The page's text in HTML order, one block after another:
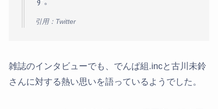
引用：Twitter
雑誌のインタビューでも、でんぱ組.incと古川未鈴
さんに対する熱い思いを語っているようでした。